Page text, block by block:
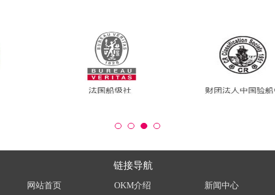
链接导航
网站首页 OKM介绍 新闻中心